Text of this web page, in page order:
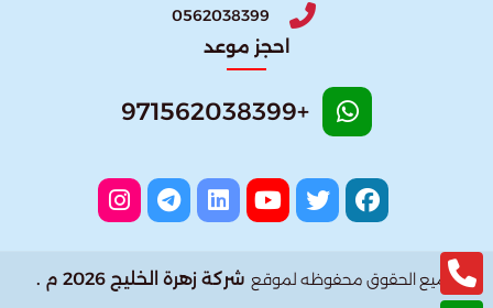
0562038399
احجز موعد
+971562038399
جميع الحقوق محفوظه لموقع شركة زهرة الخليج 2026 م .